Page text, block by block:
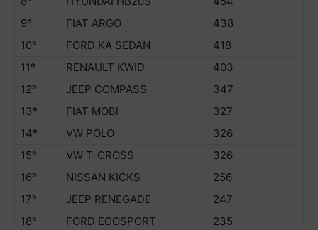
9º
FIAT ARGO
438
10º
FORD KA SEDAN
418
11º
RENAULT KWID
403
12º
JEEP COMPASS
347
13º
FIAT MOBI
327
14º VW POLO
326
15º VW T-CROSS
326
16º NISSAN KICKS
256
17º
JEEP RENEGADE
247
18º
FORD ECOSPORT
235